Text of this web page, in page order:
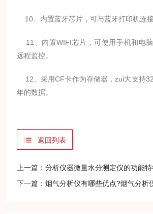
10、内置蓝牙芯片，可与蓝牙打印机连接
11、内置WIFI芯片，可使用手机和电
远程监控。
12、采用CF卡作为存储器，zui大支持
年的数据。
返回列表
上一篇：分析仪器微量水分测定仪的功能
下一篇：烟气分析仪有哪些优点?烟气分析